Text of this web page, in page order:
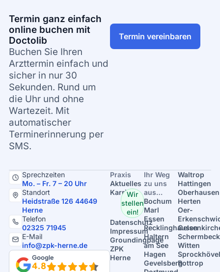
Termin ganz einfach
online buchen mit
Doctolib
Buchen Sie Ihren
Arzttermin einfach und
sicher in nur 30
Sekunden. Rund um
die Uhr und ohne
Wartezeit. Mit
automatischer
Terminerinnerung per
SMS.
Termin vereinbaren
Sprechzeiten
Mo. – Fr. 7 – 20 Uhr
Standort
Heidstraße 126 44649
Herne
Telefon
02325 71945
E-Mail
info@zpk-herne.de
Google
4.8
Praxis
Aktuelles
Karriere
Wir
stellen
ein!
Datenschutz
Impressum
Groundingpage
ZPK
Herne
Ihr Weg
zu uns
aus…
Bochum
Marl
Essen
Recklinghausen
Haltern
am See
Hagen
Gevelsberg
Waltrop
Hattingen
Oberhausen
Herten
Oer-
Schermbeck
Witten
Sprockhövel
Bottrop